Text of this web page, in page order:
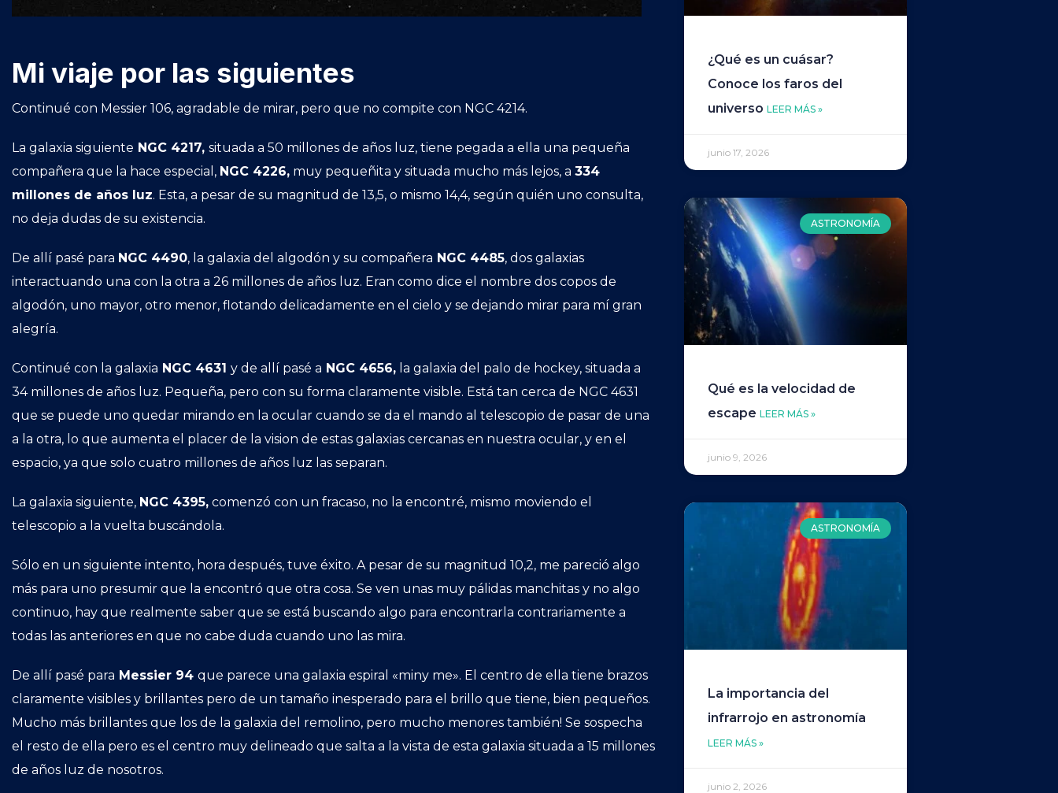
Mi viaje por las siguientes
Continué con Messier 106, agradable de mirar, pero que no compite con NGC 4214.
La galaxia siguiente NGC 4217, situada a 50 millones de años luz, tiene pegada a ella una pequeña
compañera que la hace especial, NGC 4226, muy pequeñita y situada mucho más lejos, a 334
millones de años luz. Esta, a pesar de su magnitud de 13,5, o mismo 14,4, según quién uno consulta,
no deja dudas de su existencia.
De allí pasé para NGC 4490, la galaxia del algodón y su compañera NGC 4485, dos galaxias
interactuando una con la otra a 26 millones de años luz. Eran como dice el nombre dos copos de
algodón, uno mayor, otro menor, flotando delicadamente en el cielo y se dejando mirar para mí gran
alegría.
Continué con la galaxia NGC 4631 y de allí pasé a NGC 4656, la galaxia del palo de hockey, situada a
34 millones de años luz. Pequeña, pero con su forma claramente visible. Está tan cerca de NGC 4631
que se puede uno quedar mirando en la ocular cuando se da el mando al telescopio de pasar de una
a la otra, lo que aumenta el placer de la vision de estas galaxias cercanas en nuestra ocular, y en el
espacio, ya que solo cuatro millones de años luz las separan.
La galaxia siguiente, NGC 4395, comenzó con un fracaso, no la encontré, mismo moviendo el
telescopio a la vuelta buscándola.
Sólo en un siguiente intento, hora después, tuve éxito. A pesar de su magnitud 10,2, me pareció algo
más para uno presumir que la encontró que otra cosa. Se ven unas muy pálidas manchitas y no algo
continuo, hay que realmente saber que se está buscando algo para encontrarla contrariamente a
todas las anteriores en que no cabe duda cuando uno las mira.
De allí pasé para Messier 94 que parece una galaxia espiral «miny me». El centro de ella tiene brazos
claramente visibles y brillantes pero de un tamaño inesperado para el brillo que tiene, bien pequeños.
Mucho más brillantes que los de la galaxia del remolino, pero mucho menores también! Se sospecha
el resto de ella pero es el centro muy delineado que salta a la vista de esta galaxia situada a 15 millones
de años luz de nosotros.
¿Qué es un cuásar?
Conoce los faros del
universoLEER MÁS »
junio 17, 2026
ASTRONOMÍA
Qué es la velocidad de
escapeLEER MÁS »
junio 9, 2026
ASTRONOMÍA
La importancia del
infrarrojo en astronomía
LEER MÁS »
junio 2, 2026